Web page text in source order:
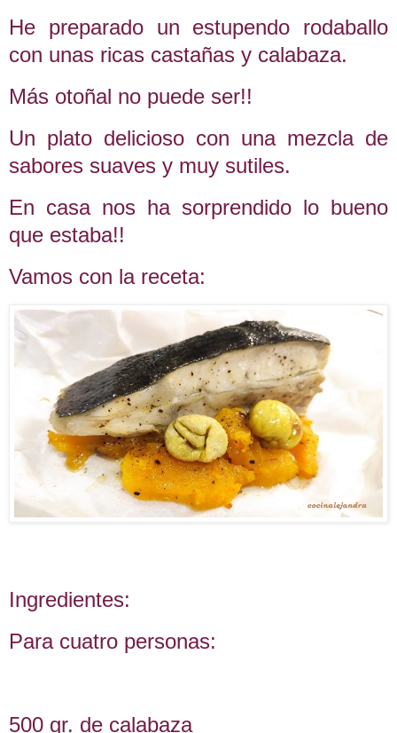
He preparado un estupendo rodaballo
con unas ricas castañas y calabaza.
Más otoñal no puede ser!!
Un plato delicioso con una mezcla de
sabores suaves y muy sutiles.
En casa nos ha sorprendido lo bueno
que estaba!!
Vamos con la receta:
Ingredientes:
Para cuatro personas:
500 gr. de calabaza